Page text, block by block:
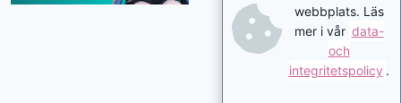
webbplats. Läs
mer i vår data-
och
integritetspolicy .